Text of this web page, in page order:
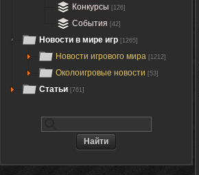
Конкурсы [126]
События [42]
Новости в мире игр [1265]
Новости игрового мира [1212]
Околоигровые новости [53]
Статьи [761]